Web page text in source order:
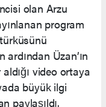
olan Arzu
program
ardından Üzan’ın
video ortaya
büyük ilgi
paylaşıldı.